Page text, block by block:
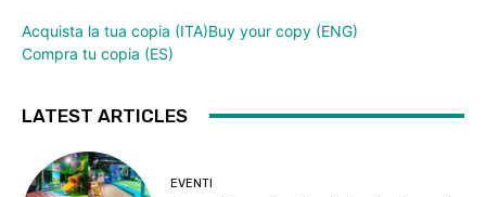
Acquista la tua copia (ITA)Buy your copy (ENG)
Compra tu copia (ES)
LATEST ARTICLES
EVENTI